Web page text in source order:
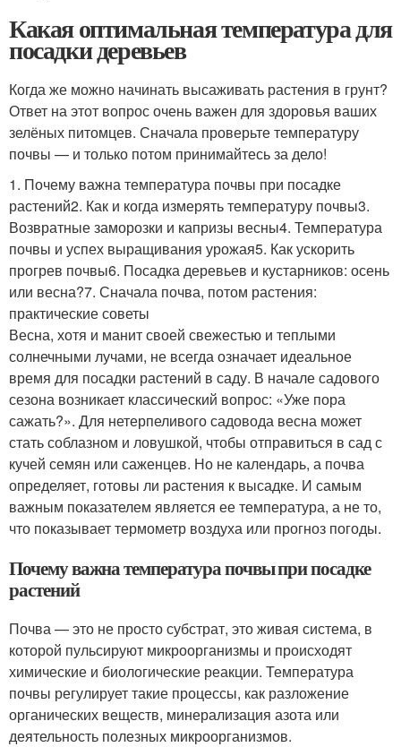
Какая оптимальная температура для
посадки деревьев
Когда же можно начинать высаживать растения в грунт?
Ответ на этот вопрос очень важен для здоровья ваших
зелёных питомцев. Сначала проверьте температуру
почвы — и только потом принимайтесь за дело!
1. Почему важна температура почвы при посадке
растений2. Как и когда измерять температуру почвы3.
Возвратные заморозки и капризы весны4. Температура
почвы и успех выращивания урожая5. Как ускорить
прогрев почвы6. Посадка деревьев и кустарников: осень
или весна?7. Сначала почва, потом растения:
практические советы
Весна, хотя и манит своей свежестью и теплыми
солнечными лучами, не всегда означает идеальное
время для посадки растений в саду. В начале садового
сезона возникает классический вопрос: «Уже пора
сажать?». Для нетерпеливого садовода весна может
стать соблазном и ловушкой, чтобы отправиться в сад с
кучей семян или саженцев. Но не календарь, а почва
определяет, готовы ли растения к высадке. И самым
важным показателем является ее температура, а не то,
что показывает термометр воздуха или прогноз погоды.
Почему важна температура почвы при посадке
растений
Почва — это не просто субстрат, это живая система, в
которой пульсируют микроорганизмы и происходят
химические и биологические реакции. Температура
почвы регулирует такие процессы, как разложение
органических веществ, минерализация азота или
деятельность полезных микроорганизмов.